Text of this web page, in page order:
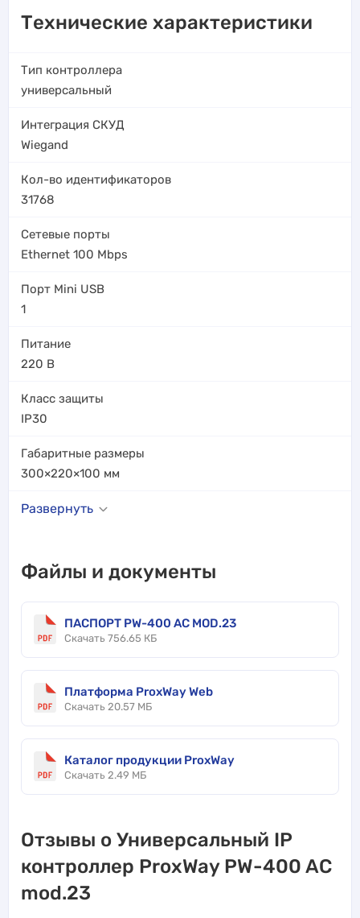
Технические характеристики
Тип контроллера
универсальный
Интеграция СКУД
Wiegand
Кол-во идентификаторов
31768
Сетевые порты
Ethernet 100 Mbps
Порт Mini USB
1
Питание
220 В
Класс защиты
IP30
Габаритные размеры
300×220×100 мм
Развернуть
Файлы и документы
ПАСПОРТ PW-400 AC MOD.23
Скачать 756.65 КБ
Платформа ProxWay Web
Скачать 20.57 МБ
Каталог продукции ProxWay
Скачать 2.49 МБ
Отзывы о Универсальный IP
контроллер ProxWay PW-400 AC
mod.23